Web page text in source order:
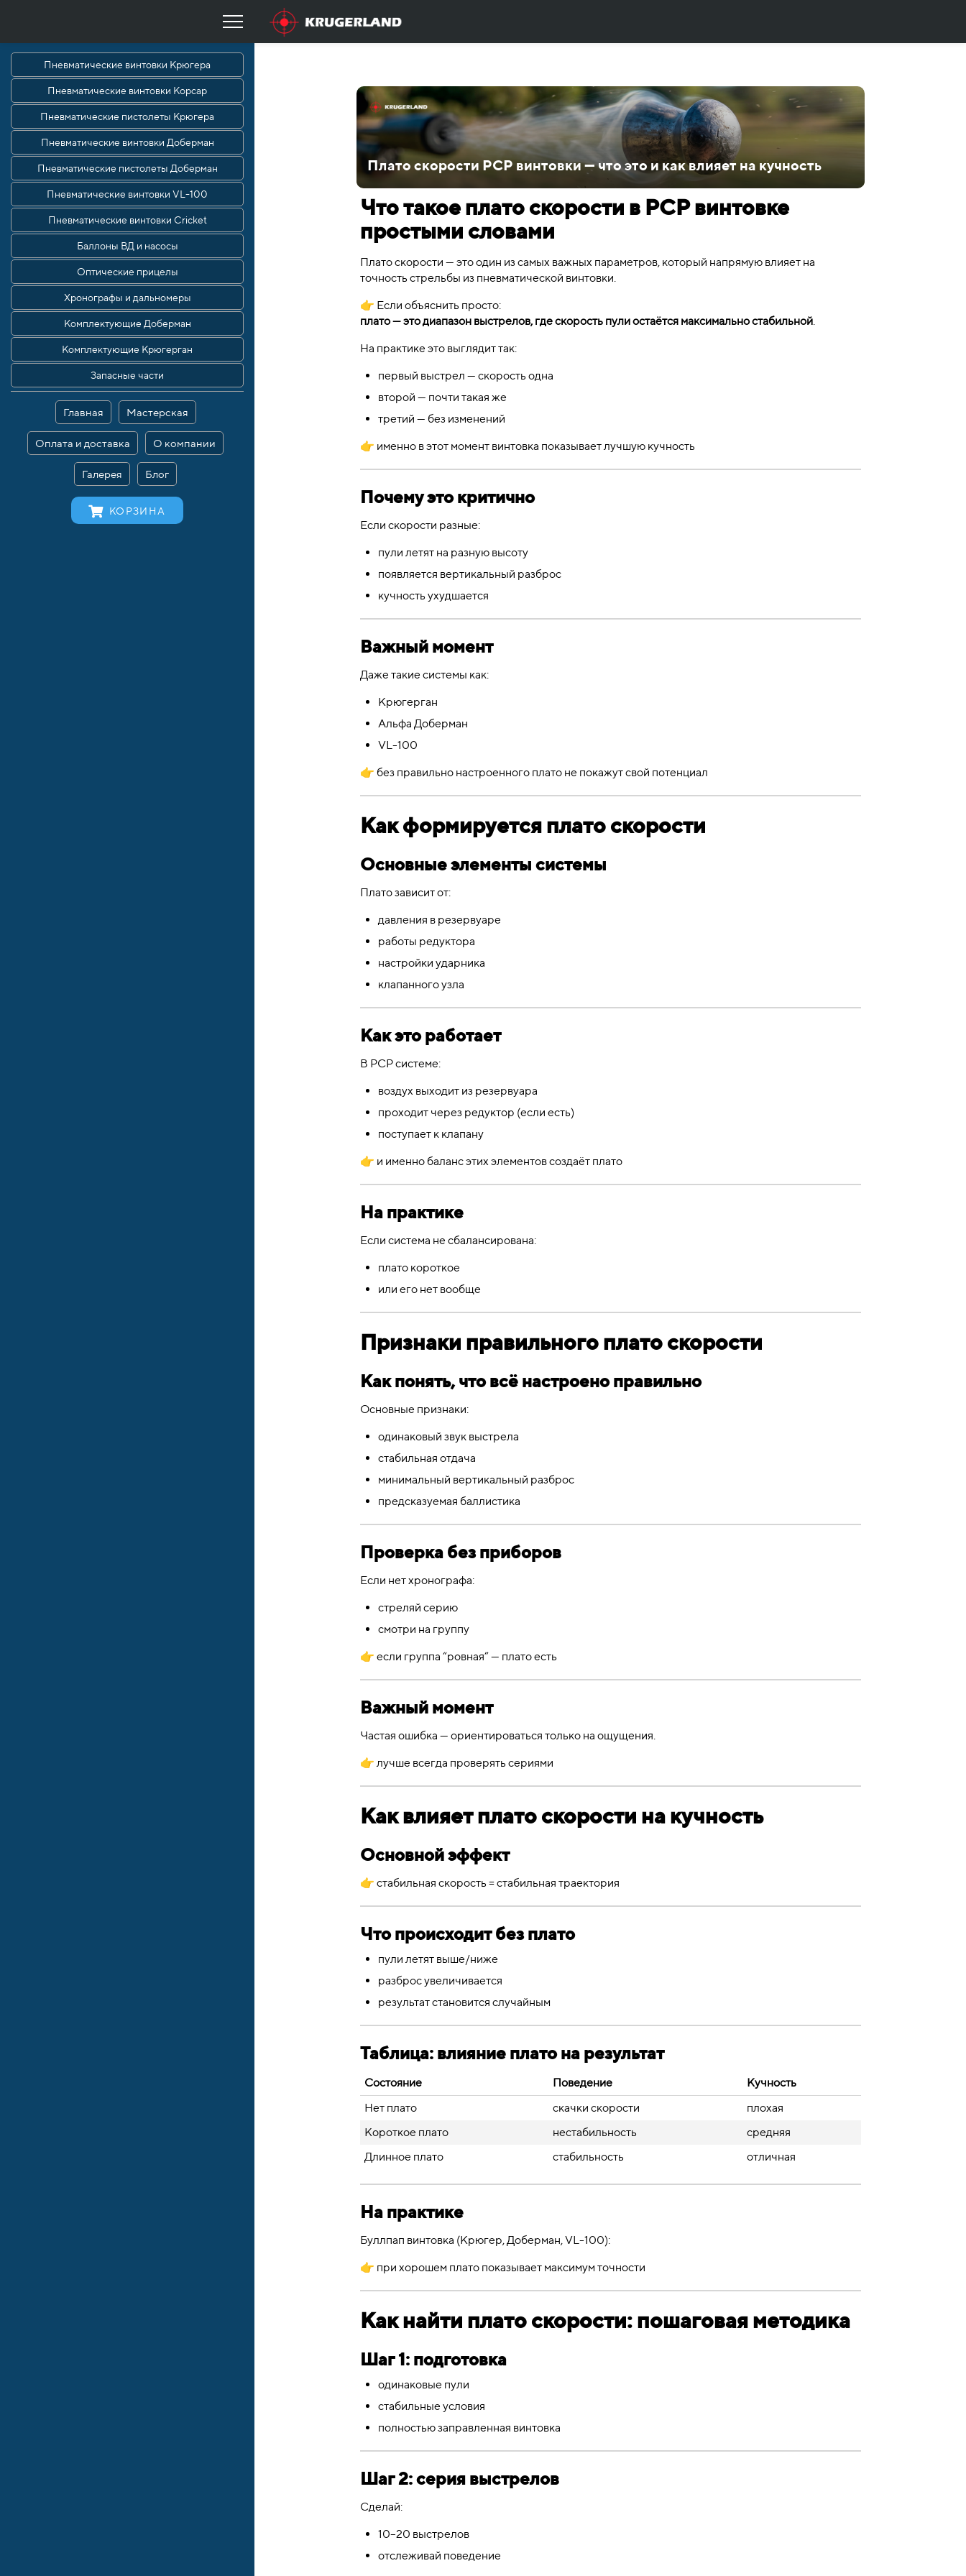
Пневматические винтовки Крюгера
Пневматические винтовки Корсар
Пневматические пистолеты Крюгера
Пневматические винтовки Доберман
Пневматические пистолеты Доберман
Пневматические винтовки VL-100
Пневматические винтовки Cricket
Баллоны ВД и насосы
Оптические прицелы
Хронографы и дальномеры
Комплектующие Доберман
Комплектующие Крюгерган
Запасные части
Главная Мастерская
Оплата и доставка О компании
Галерея Блог
КОРЗИНА
Плато скорости PCP винтовки — что это и как влияет на кучность
Что такое плато скорости в PCP винтовке
простыми словами
Плато скорости — это один из самых важных параметров, который напрямую влияет на
точность стрельбы из пневматической винтовки.
👉 Если объяснить просто:
плато — это диапазон выстрелов, где скорость пули остаётся максимально стабильной.
На практике это выглядит так:
первый выстрел — скорость одна
второй — почти такая же
третий — без изменений
👉 именно в этот момент винтовка показывает лучшую кучность
Почему это критично
Если скорости разные:
пули летят на разную высоту
появляется вертикальный разброс
кучность ухудшается
Важный момент
Даже такие системы как:
Крюгерган
Альфа Доберман
VL-100
👉 без правильно настроенного плато не покажут свой потенциал
Как формируется плато скорости
Основные элементы системы
Плато зависит от:
давления в резервуаре
работы редуктора
настройки ударника
клапанного узла
Как это работает
В PCP системе:
воздух выходит из резервуара
проходит через редуктор (если есть)
поступает к клапану
👉 и именно баланс этих элементов создаёт плато
На практике
Если система не сбалансирована:
плато короткое
или его нет вообще
Признаки правильного плато скорости
Как понять, что всё настроено правильно
Основные признаки:
одинаковый звук выстрела
стабильная отдача
минимальный вертикальный разброс
предсказуемая баллистика
Проверка без приборов
Если нет хронографа:
стреляй серию
смотри на группу
👉 если группа “ровная” — плато есть
Важный момент
Частая ошибка — ориентироваться только на ощущения.
👉 лучше всегда проверять сериями
Как влияет плато скорости на кучность
Основной эффект
👉 стабильная скорость = стабильная траектория
Что происходит без плато
пули летят выше/ниже
разброс увеличивается
результат становится случайным
Таблица: влияние плато на результат
Состояние Поведение
Кучность
Нет плато
скачки скорости
плохая
Короткое плато
нестабильность
средняя
Длинное плато
стабильность отличная
На практике
Буллпап винтовка (Крюгер, Доберман, VL-100):
👉 при хорошем плато показывает максимум точности
Как найти плато скорости: пошаговая методика
Шаг 1: подготовка
одинаковые пули
стабильные условия
полностью заправленная винтовка
Шаг 2: серия выстрелов
Сделай:
10–20 выстрелов
отслеживай поведение